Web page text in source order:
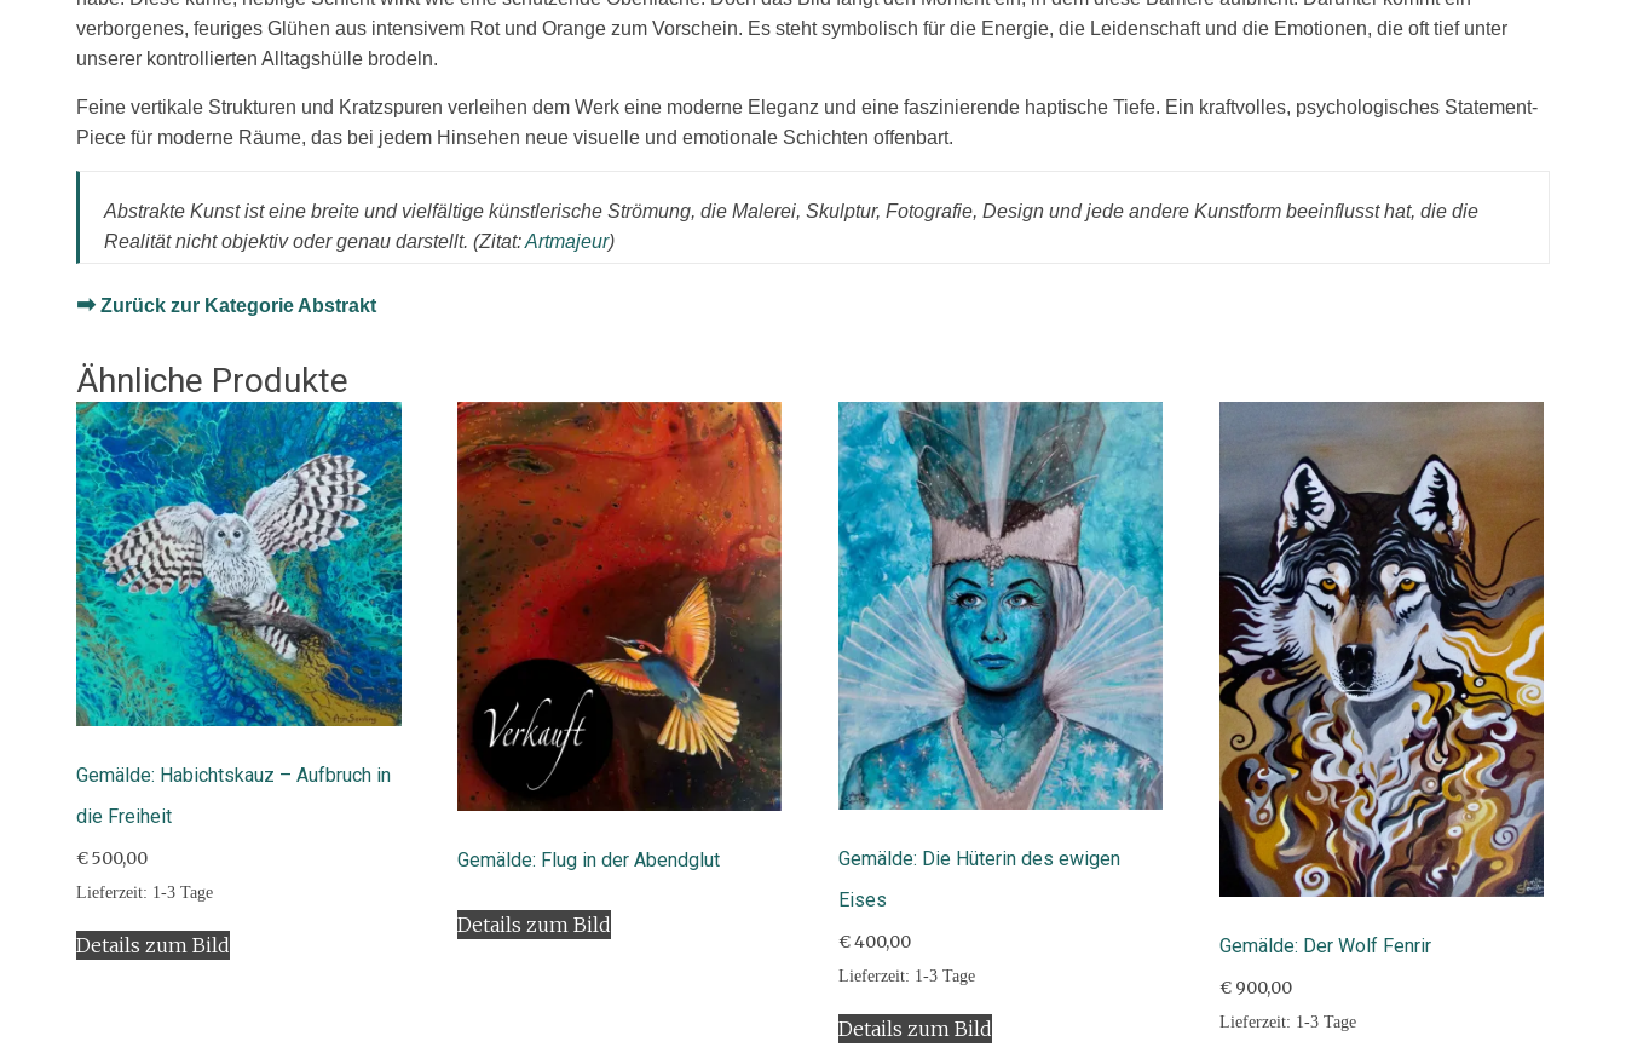
verborgenes, feuriges Glühen aus intensivem Rot und Orange zum Vorschein. Es steht symbolisch für die Energie, die Leidenschaft und die Emotionen, die oft tief unter
unserer kontrollierten Alltagshülle brodeln.
Feine vertikale Strukturen und Kratzspuren verleihen dem Werk eine moderne Eleganz und eine faszinierende haptische Tiefe. Ein kraftvolles, psychologisches Statement-
Piece für moderne Räume, das bei jedem Hinsehen neue visuelle und emotionale Schichten offenbart.
Abstrakte Kunst ist eine breite und vielfältige künstlerische Strömung, die Malerei, Skulptur, Fotografie, Design und jede andere Kunstform beeinflusst hat, die die
Realität nicht objektiv oder genau darstellt. (Zitat:Artmajeur)
➡ Zurück zur Kategorie Abstrakt
Ähnliche Produkte
Gemälde: Habichtskauz – Aufbruch in
die Freiheit
€500,00
Lieferzeit: 1-3 Tage
Details zum Bild
Gemälde: Flug in der Abendglut
Details zum Bild
Gemälde: Die Hüterin des ewigen
Eises
€400,00
Lieferzeit: 1-3 Tage
Details zum Bild
Gemälde: Der Wolf Fenrir
€900,00
Lieferzeit: 1-3 Tage